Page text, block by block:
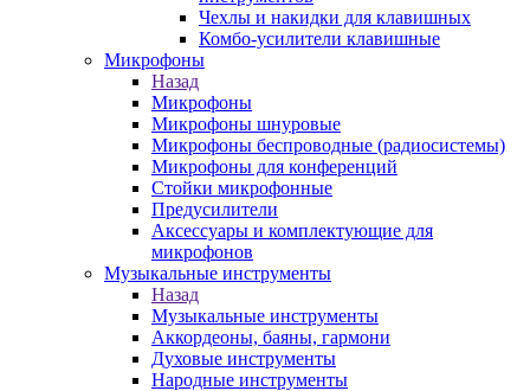
Чехлы и накидки для клавишных
Комбо-усилители клавишные
Микрофоны
Назад
Микрофоны
Микрофоны шнуровые
Микрофоны беспроводные (радиосистемы)
Микрофоны для конференций
Стойки микрофонные
Предусилители
Аксессуары и комплектующие для
микрофонов
Музыкальные инструменты
Назад
Музыкальные инструменты
Аккордеоны, баяны, гармони
Духовые инструменты
Народные инструменты